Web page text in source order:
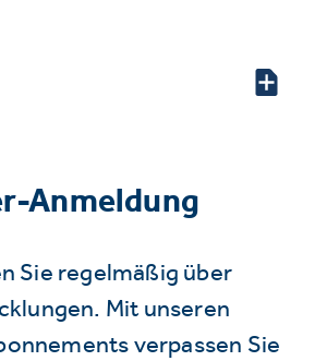
Anmeldung
Sie regelmäßig über
Mit unseren
verpassen Sie